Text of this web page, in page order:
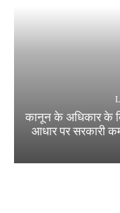
कानून के अधिकार के
आधार पर सरकारी